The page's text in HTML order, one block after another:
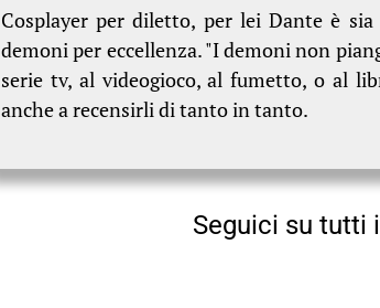
Cosplayer per diletto, per lei Dante è
demoni per eccellenza. "I demoni non
serie tv, al videogioco, al fumetto, o al
anche a recensirli di tanto in tanto.
Seguici su tutti